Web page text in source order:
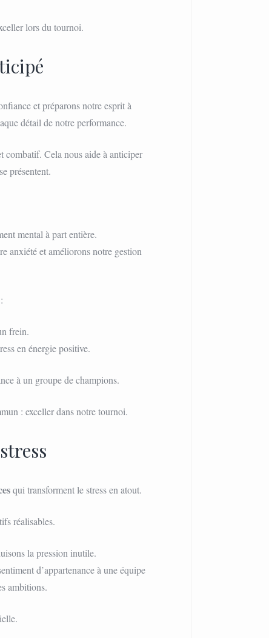
lors du tournoi.
et préparons notre esprit à
détail de notre performance.
combatif. Cela nous aide à anticiper
présentent.
mental à part entière.
anxiété et améliorons notre gestion
:
frein.
en énergie positive.
à un groupe de champions.
: exceller dans notre tournoi.
qui transforment le stress en atout.
réalisables.
la pression inutile.
d’appartenance à une équipe
ambitions.